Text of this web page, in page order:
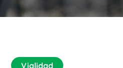
Vialidad